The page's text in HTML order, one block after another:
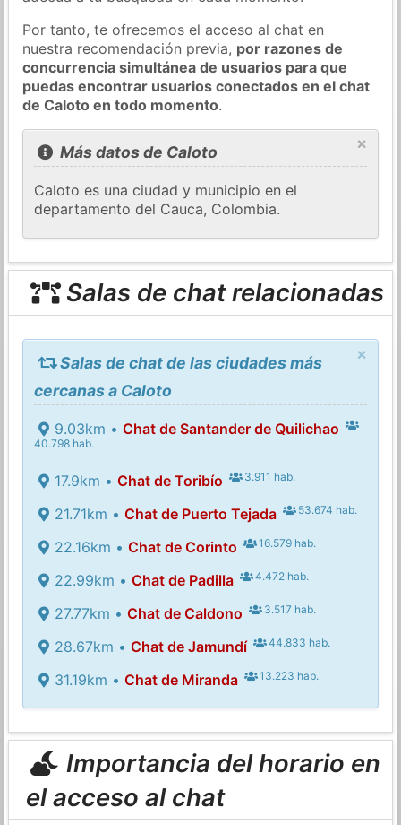
Por tanto, te ofrecemos el acceso al chat en
nuestra recomendación previa, por razones de
concurrencia simultánea de usuarios para que
puedas encontrar usuarios conectados en el chat
de Caloto en todo momento.
×
Más datos de Caloto
Caloto es una ciudad y municipio en el
departamento del Cauca, Colombia.
Salas de chat relacionadas
×
Salas de chat de las ciudades más
cercanas a Caloto
9.03km • Chat de Santander de Quilichao
40.798 hab.
17.9km • Chat de Toribío 3.911 hab.
21.71km • Chat de Puerto Tejada 53.674 hab.
22.16km • Chat de Corinto 16.579 hab.
22.99km • Chat de Padilla 4.472 hab.
27.77km • Chat de Caldono 3.517 hab.
28.67km • Chat de Jamundí 44.833 hab.
31.19km • Chat de Miranda 13.223 hab.
Importancia del horario en
el acceso al chat